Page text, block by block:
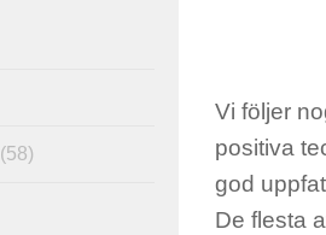
Vi följer
positiva
god
De flesta
(58)